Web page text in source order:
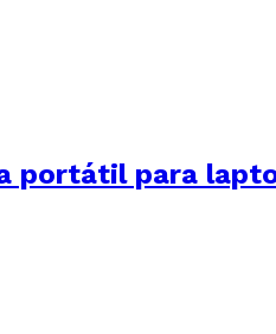
portátil para